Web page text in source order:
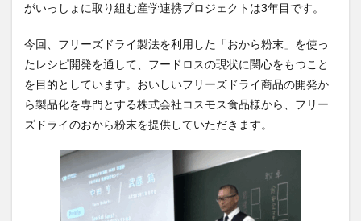
がいっしょに取り組む産学連携プロジェクトは3年目です。
今回、フリーズドライ製法を利用した「おから粉末」を使っ
たレシピ開発を通して、フードロスの現状に関心をもつこと
を目的としています。おいしいフリーズドライ商品の開発か
ら製品化を専門とする株式会社コスモス食品様から、フリー
ズドライのおから粉末を提供していただきます。